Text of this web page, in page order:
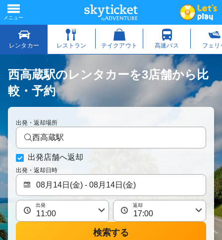
西高蔵駅のレンタカーを3店舗から比
較・予約
出発・返却場所
西高蔵駅
出発店舗へ返却
出発・返却日時
出発 返却
検索する